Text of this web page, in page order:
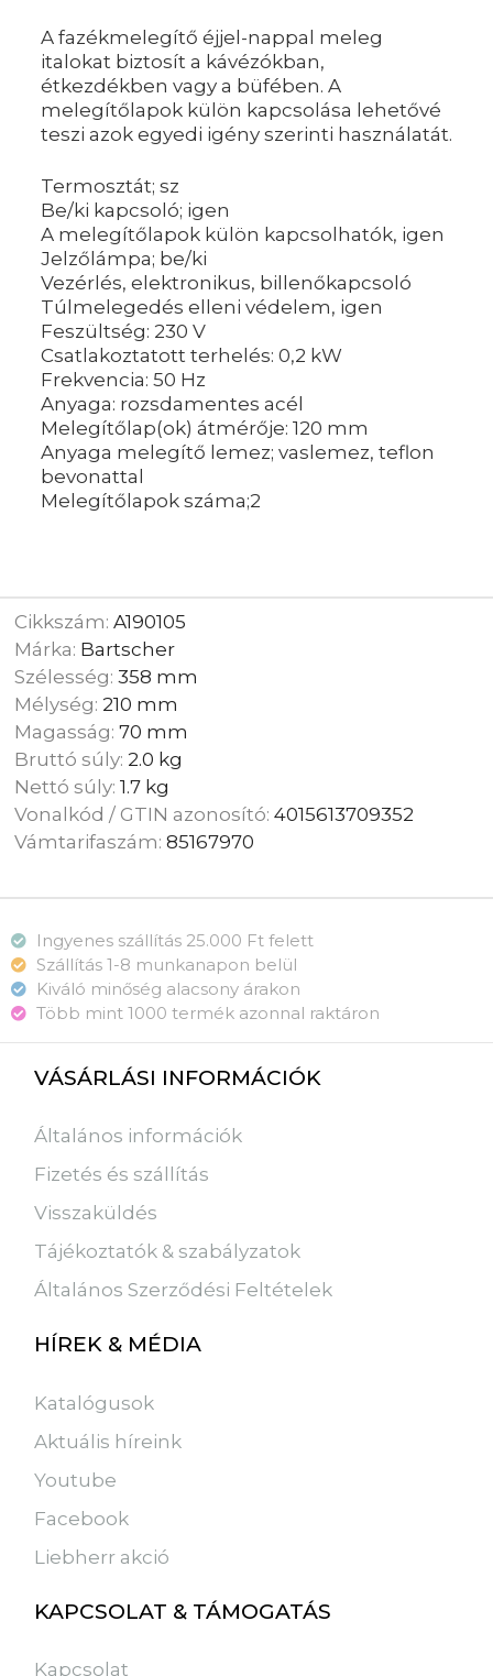
A fazékmelegítő éjjel-nappal meleg
italokat biztosít a kávézókban,
étkezdékben vagy a büfében. A
melegítőlapok külön kapcsolása lehetővé
teszi azok egyedi igény szerinti használatát.
Termosztát; sz
Be/ki kapcsoló; igen
A melegítőlapok külön kapcsolhatók, igen
Jelzőlámpa; be/ki
Vezérlés, elektronikus, billenőkapcsoló
Túlmelegedés elleni védelem, igen
Feszültség: 230 V
Csatlakoztatott terhelés: 0,2 kW
Frekvencia: 50 Hz
Anyaga: rozsdamentes acél
Melegítőlap(ok) átmérője: 120 mm
Anyaga melegítő lemez; vaslemez, teflon
bevonattal
Melegítőlapok száma;2
Cikkszám:A190105
Márka: Bartscher
Szélesség:358 mm
Mélység: 210 mm
Magasság:70 mm
Bruttó súly: 2.0 kg
Nettó súly:1.7 kg
Vonalkód / GTIN azonosító:4015613709352
Vámtarifaszám:85167970
Ingyenes szállítás 25.000 Ft felett
Szállítás 1-8 munkanapon belül
Kiváló minőség alacsony árakon
Több mint 1000 termék azonnal raktáron
VÁSÁRLÁSI INFORMÁCIÓK
Általános információk
Fizetés és szállítás
Visszaküldés
Tájékoztatók & szabályzatok
Általános Szerződési Feltételek
HÍREK & MÉDIA
Katalógusok
Aktuális híreink
Youtube
Facebook
Liebherr akció
KAPCSOLAT & TÁMOGATÁS
Kapcsolat